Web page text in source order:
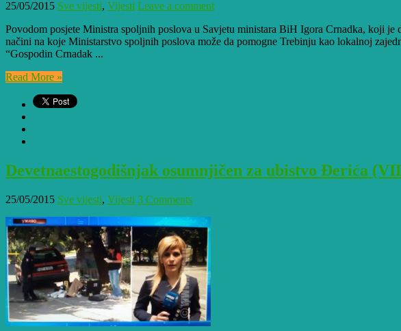
25/05/2015 Sve vijesti, Vijesti Leave a comment
Povodom posjete Ministra spoljnih poslova u Savjetu ministara BiH Igora Crnadka, koji
načini na koje Ministarstvo spoljnih poslova može da pomogne Trebinju kao lokalnoj
“Gospodin Crnadak ...
Read More »
Devetnaestogodišnjak osumnjičen za ubistvo Đerića
25/05/2015 Sve vijesti, Vijesti 3 Comments